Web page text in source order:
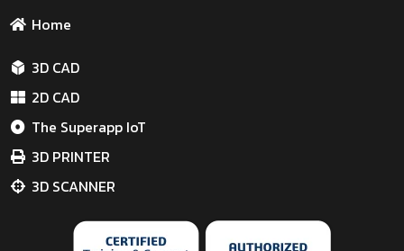
Home
3D CAD
2D CAD
The Superapp IoT
3D PRINTER
3D SCANNER